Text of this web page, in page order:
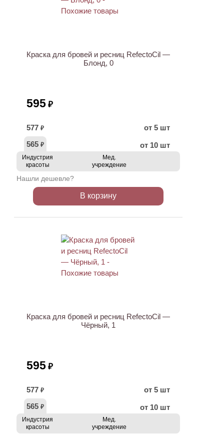
Краска для бровей и ресниц RefectoCil —
Блонд, 0
595 ₽
577 ₽
от 5 шт
565 ₽ от 10 шт
Индустрия
красоты
Мед.
учреждение
Нашли дешевле?
В корзину
Краска для бровей и ресниц RefectoCil —
Чёрный, 1
595 ₽
577 ₽
от 5 шт
565 ₽ от 10 шт
Индустрия
красоты
Мед.
учреждение